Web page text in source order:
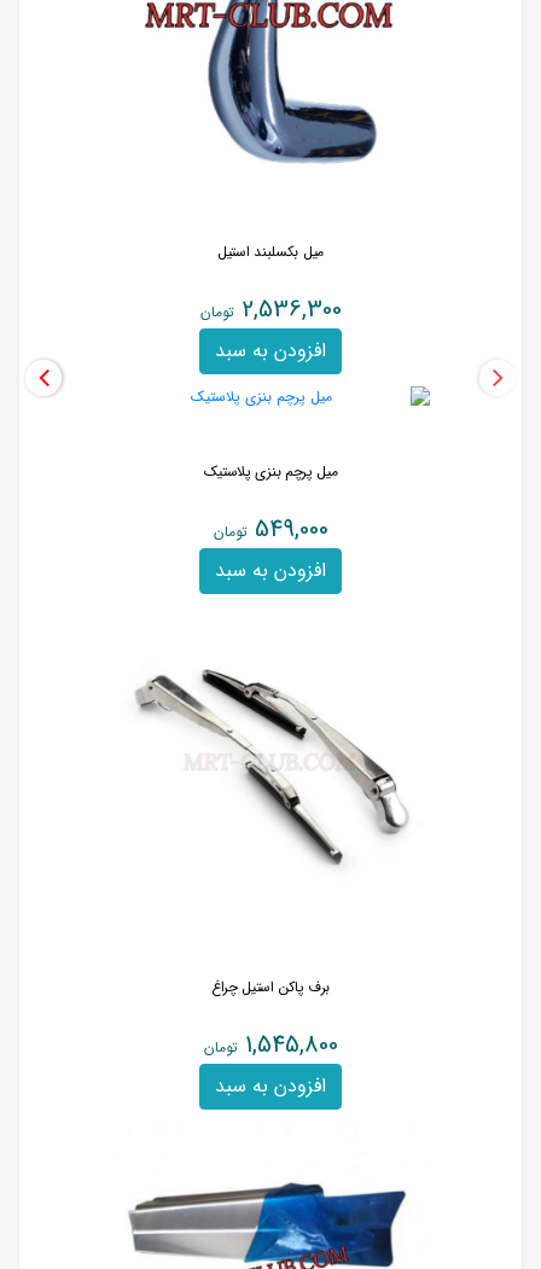
میل بکسلبند استیل
2,536,300 تومان
افزودن به سبد
میل پرچم بنزی پلاستیک
549,000 تومان
افزودن به سبد
برف پاکن استیل چراغ
1,545,800 تومان
افزودن به سبد